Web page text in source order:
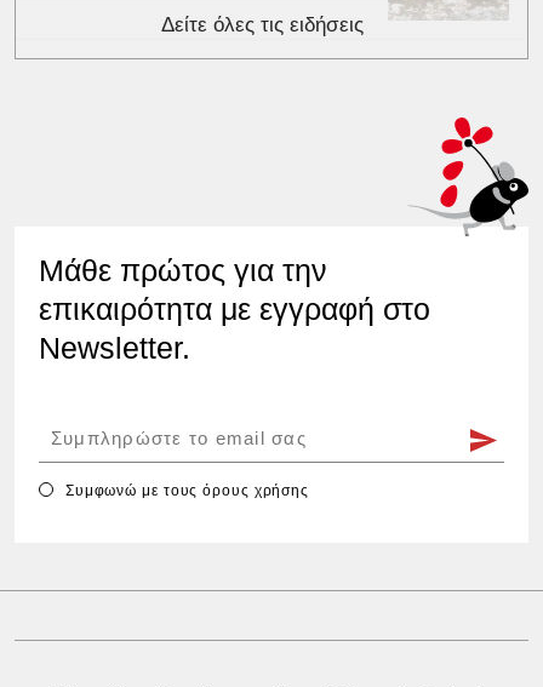
Δείτε όλες τις ειδήσεις
Μάθε πρώτος για την
επικαιρότητα με εγγραφή στο
Newsletter.
Συμφωνώ με τουςόρους χρήσης